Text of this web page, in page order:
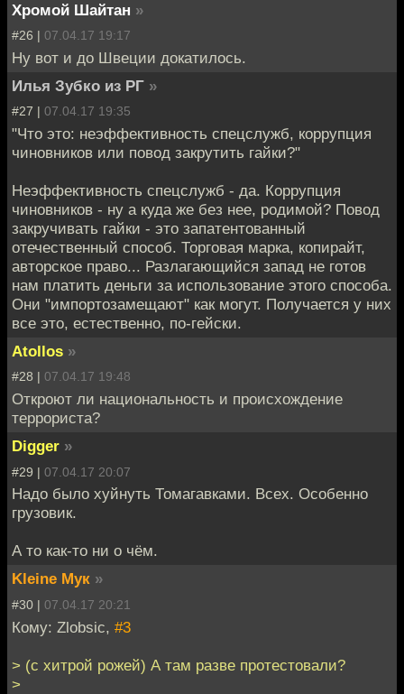
Хромой Шайтан »
#26 | 07.04.17 19:17
Ну вот и до Швеции докатилось.
Илья Зубко из РГ »
#27 | 07.04.17 19:35
"Что это: неэффективность спецслужб, коррупция
чиновников или повод закрутить гайки?"
Неэффективность спецслужб - да. Коррупция
чиновников - ну а куда же без нее, родимой? Повод
закручивать гайки - это запатентованный
отечественный способ. Торговая марка, копирайт,
авторское право... Разлагающийся запад не готов
нам платить деньги за использование этого способа.
Они "импортозамещают" как могут. Получается у них
все это, естественно, по-гейски.
Atollos »
#28 | 07.04.17 19:48
Откроют ли национальность и происхождение
террориста?
Digger »
#29 | 07.04.17 20:07
Надо было хуйнуть Томагавками. Всех. Особенно
грузовик.
А то как-то ни о чём.
Kleine Мук »
#30 | 07.04.17 20:21
Кому: Zlobsic, #3
> (с хитрой рожей) А там разве протестовали?
>